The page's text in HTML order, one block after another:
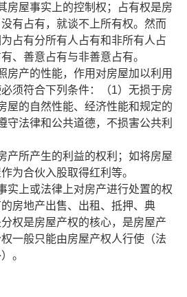
房屋事实上的控制权；占有权是房
有占有，就谈不上所有权。然而
占有分所有人占有和非所有人占
、善意占有与非善意占有。
房产的性能，作用对房屋加以利用
须符合下列条件：（1）无损于房
屋的自然性能、经济性能和规定的
守法律和公共道德，不损害公共利
产所产生的利益的权利；如将房屋
为合伙入股取得红利等。
实上或法律上对房产进行处置的权
房地产出售、出租、抵押、典
权是房屋产权的核心，是房屋产
一般只能由房屋产权人行使（法
。